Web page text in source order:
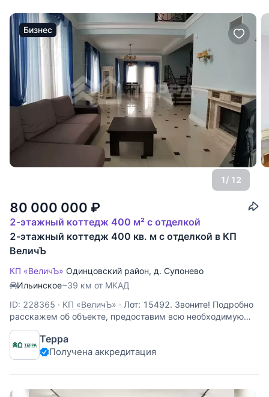
Бизнес
1/ 12
80 000 000 ₽
2-этажный коттедж 400 м² с отделкой
2-этажный коттедж 400 кв. м с отделкой в КП
ВеличЪ
КП «ВеличЪ» Одинцовский район, д. Супонево
Ильинское~39 км от МКАД
ID: 228365 · КП «ВеличЪ» · Лот: 15492. Звоните! Подробно
расскажем об объекте, предоставим всю необходимую
информацию и оперативно покажем!
Терра
Получена аккредитация